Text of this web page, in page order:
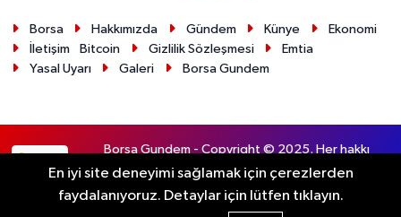
Borsa Hakkımızda Gündem Künye
Ekonomi
İletişim
Bitcoin Gizlilik Sözleşmesi
Emtia
Yasal Uyarı
Galeri Borsa Gundem
Borsa Gundem - Copyright © 2025. Her hakkı
saklıdır.
En iyi site deneyimi sağlamak için çerezlerden
faydalanıyoruz. Detaylar için lütfen tıklayın.